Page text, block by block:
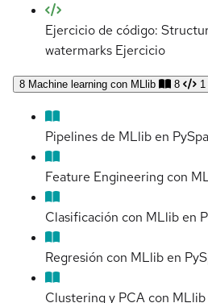
Ejercicio de código:
watermarks Ejercicio
8 Machine learning con MLlib 8 1
Pipelines de MLlib en
Feature Engineering con
Clasificación con MLlib en
Regresión con MLlib en
Clustering y PCA con MLlib